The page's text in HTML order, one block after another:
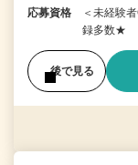
応募資格
＜未経験
録多数★ ※
後で見る